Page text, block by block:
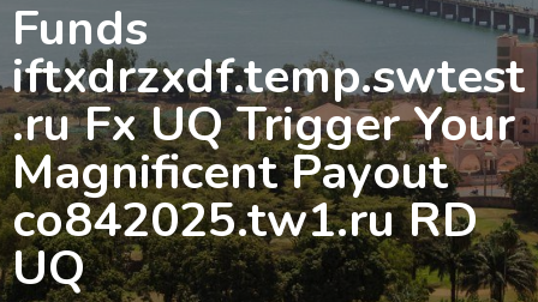
Funds
iftxdrzxdf.temp.swtest
.ru Fx UQ Trigger Your
Magnificent Payout
co842025.tw1.ru RD
UQ